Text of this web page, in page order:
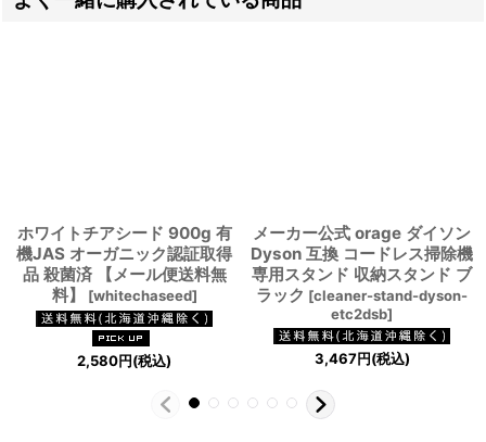
ホワイトチアシード 900g 有
機JAS オーガニック認証取得
品 殺菌済 【メール便送料無
料】
[whitechaseed]
2,580円(税込)
メーカー公式 orage ダイソン
Dyson 互換 コードレス掃除機
専用スタンド 収納スタンド ブ
ラック [cleaner-stand-dyson-
etc2dsb]
3,467円(税込)